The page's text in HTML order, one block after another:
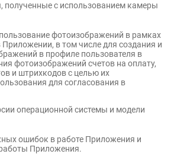
полученные с использованием камеры
фотоизображений в рамках
Приложении, в том числе для создания и
в профиле пользователя в
фотоизображений счетов на оплату,
и штрихкодов с целью их
для согласования в
операционной системы и модели
ошибок в работе Приложения и
Приложения.